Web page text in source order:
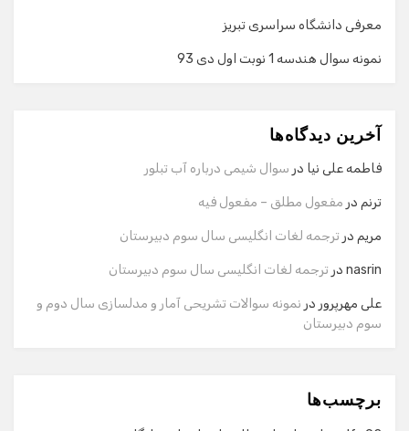
معرفی دانشگاه سراسری تبریز
نمونه سوال هندسه 1 نوبت اول دی 93
آخرین دیدگاه‌ها
فاطمه علی نیا در سوال شیمی درباره آب تبلور
ترنم در مفعول مطلق – مفعول فیه
مریم در ترجمه لغات انگلیسی سال سوم دبیرستان
nasrin در ترجمه لغات انگلیسی سال سوم دبیرستان
علی مهرپرور در نمونه سوالات تشریحی آمار و مدلسازی سال دوم و
سوم دبیرستان
برچسب‌ها
گفت‌وگو با دستیار هوشمند
سلام! برای شروع گفت‌وگو لطفاً شماره تماس یا ایمیل خود را
وارد کنید.
ایمیل